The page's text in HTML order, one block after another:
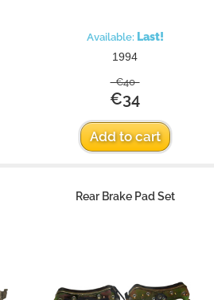
Available: Last!
1994
€40
€34
Add to cart
Rear Brake Pad Set